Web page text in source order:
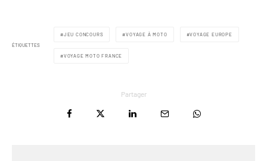
ÉTIQUETTES
JEU CONCOURS VOYAGE À MOTO VOYAGE EUROPE
VOYAGE MOTO FRANCE
Partager